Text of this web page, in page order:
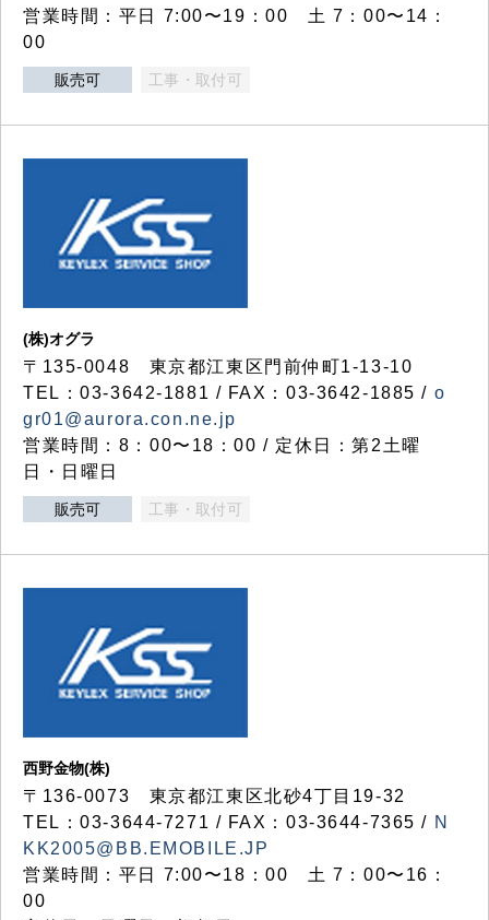
営業時間：平日 7:00〜19：00 土 7：00〜14：
00
販売可 工事・取付可
(株)オグラ
〒135-0048 東京都江東区門前仲町1-13-10
TEL：03-3642-1881 / FAX：03-3642-1885 / o
gr01@aurora.con.ne.jp
営業時間：8：00〜18：00 / 定休日：第2土曜
日・日曜日
販売可 工事・取付可
西野金物(株)
〒136-0073 東京都江東区北砂4丁目19-32
TEL：03‐3644‐7271 / FAX：03-3644-7365 / N
KK2005@BB.EMOBILE.JP
営業時間：平日 7:00〜18：00 土 7：00〜16：
00